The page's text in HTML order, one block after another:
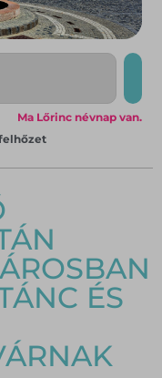
Ma Lőrinc névnap van.
ÉS